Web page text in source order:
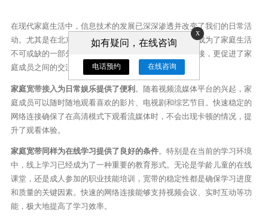
在现代家庭生活中，信息技术的发展已深深渗透并改变了我们的日常活
动。尤其是在北京这座快速发展的城市，宽带接入
已经成为了家庭生活
不可或缺的一部分。家庭宽带不仅提供了基本的网络连接，更促进了家
庭成员之间的交流、学习和娱乐。
家庭宽带接入 为日常娱乐提供了便利 。随着视频流媒体平台的兴起，家
庭成员可以随时随地观看喜欢的影片、电视剧和综艺节目。快速稳定的
网络连接确保了在高清模式下观看流媒体时，不会出现卡顿的情况，提
升了观看体验。
家庭宽带同样为在线学习提供了良好的条件。特别是在当前的学习环境
中，线上学习已经成为了一种重要的教育形式。无论是学龄儿童的在线
课堂，还是成人参加的职业技能培训，宽带的稳定性都是确保学习进度
和质量的关键因素。快速的网络连接能够支持视频会议、实时互动等功
能，极大地提高了学习效率。
x
如有疑问，在线咨询
电话预约 在线咨询